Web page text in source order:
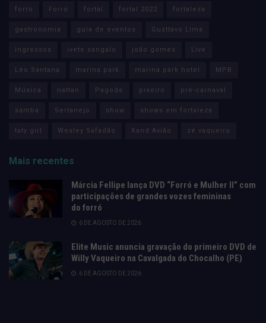
forro Forró fortal fortal 2022 fortaleza
gastronomia guia de eventos Gusttavo Lima
ingressos ivete sangalo joão gomes Live
Léo Santana marina park marina park hotel MPB
Música nattan Pagode piseiro pré-carnaval
samba Sertanejo show shows em fortaleza
taty girl Wesley Safadão Xand Avião zé vaqueiro
Mais recentes
Márcia Fellipe lança DVD “Forró e Mulher II” com
participações de grandes vozes femininas
do forró
6 DE AGOSTO DE 2026
Elite Music anuncia gravação do primeiro DVD de
Willy Vaqueiro na Cavalgada do Chocalho (PE)
6 DE AGOSTO DE 2026